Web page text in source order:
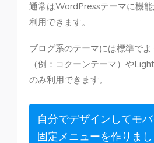
通常はWordPressテーマに機
利用できます。
ブログ系のテーマには標準で
（例：コクーンテーマ）や
のみ利用できます。
自分でデザインしてモ
固定メニューを作りまし